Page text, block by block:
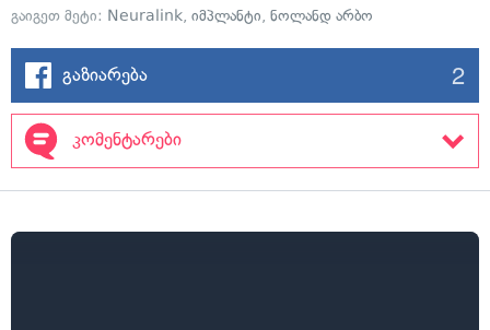
გაიგეთ მეტი: Neuralink, იმპლანტი, ნოლანდ არბო
გაზიარება 2
კომენტარები